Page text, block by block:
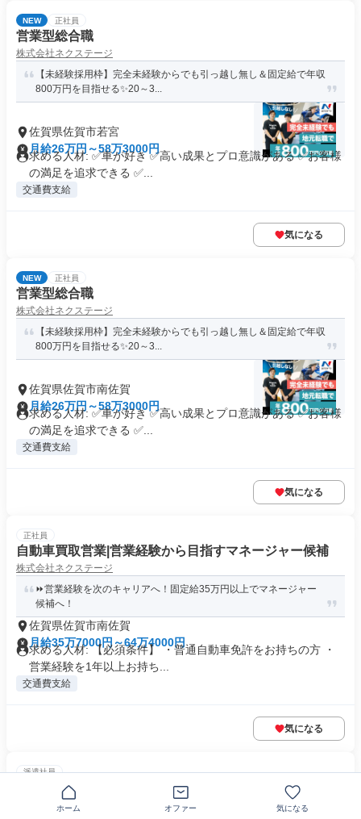
NEW 正社員
営業型総合職
株式会社ネクステージ
【未経験採用枠】完全未経験からでも引っ越し無し＆固定給で年収
800万円を目指せる✨20～3...
佐賀県佐賀市若宮
月給26万円～58万3000円
求める人材: ✅車が好き ✅高い成果とプロ意識がある ✅お客様
の満足を追求できる ✅...
交通費支給
気になる
NEW 正社員
営業型総合職
株式会社ネクステージ
【未経験採用枠】完全未経験からでも引っ越し無し＆固定給で年収
800万円を目指せる✨20～3...
佐賀県佐賀市南佐賀
月給26万円～58万3000円
求める人材: ✅車が好き ✅高い成果とプロ意識がある ✅お客様
の満足を追求できる ✅...
交通費支給
気になる
正社員
自動車買取営業|営業経験から目指すマネージャー候補
株式会社ネクステージ
⏩️営業経験を次のキャリアへ！固定給35万円以上でマネージャー
候補へ！
佐賀県佐賀市南佐賀
月給35万7000円～64万4000円
求める人材: 【必須条件】 ・普通自動車免許をお持ちの方 ・
営業経験を1年以上お持ち...
交通費支給
気になる
派遣社員
建築施工管理
株式会社ウィルオブ・コンストラクション
ホーム オファー 気になる